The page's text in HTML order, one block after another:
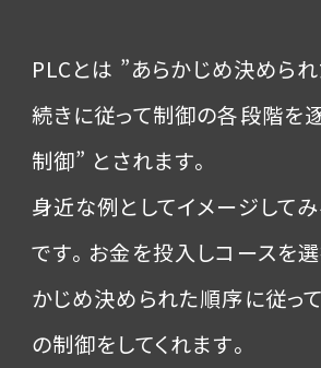
PLCとは ”あらかじめ決めら
続きに従って制御の各段階を
制御” とされます。
身近な例としてイメージして
です。お金を投入しコースを選
かじめ決められた順序に従っ
の制御をしてくれます。